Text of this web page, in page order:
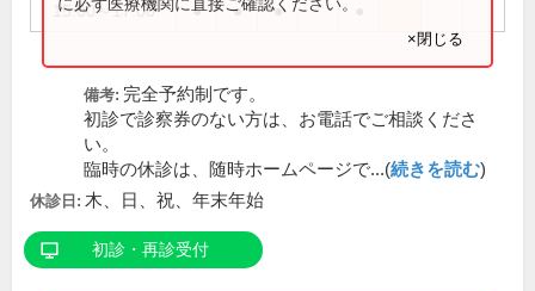
15:00～17:00 ● ● ●
×閉じる
備考: 完全予約制です。
初診で診察券のない方は、お電話でご相談くださ
い。
臨時の休診は、随時ホームページで...(続きを読む)
休診日: 木、日、祝、年末年始
初診・再診受付